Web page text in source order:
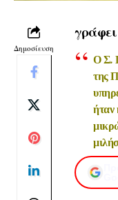
Δημοσίευση
Ο Σ.
της
ήταν